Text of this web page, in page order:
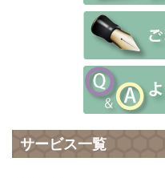
サービス一覧